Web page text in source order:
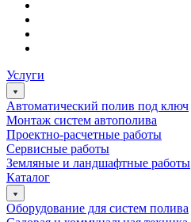
Услуги
Автоматический полив под ключ
Монтаж систем автополива
Проектно-расчетные работы
Сервисные работы
Земляные и ландшафтные работы
Каталог
Оборудование для систем полива